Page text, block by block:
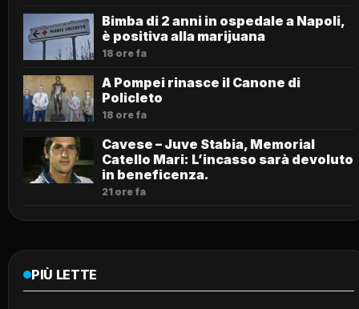
Bimba di 2 anni in ospedale a Napoli,
è positiva alla marijuana
18 ore fa
A Pompei rinasce il Canone di
Policleto
18 ore fa
Cavese – Juve Stabia, Memorial
Catello Mari: L’incasso sarà devoluto
in beneficenza.
21 ore fa
PIÙ LETTE